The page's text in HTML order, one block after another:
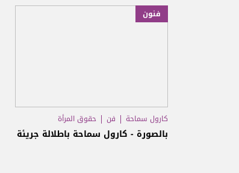
فنون
كارول سماحة فن حقوق المرأة
بالصورة - كارول سماحة باطلالة جريئة